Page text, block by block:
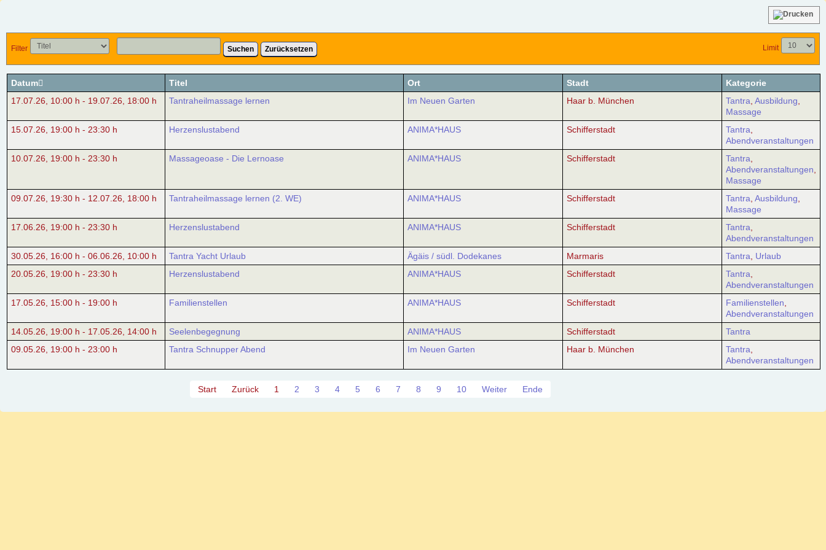
Filter Suchen Zurücksetzen Limit
Datum Titel Ort Stadt
Kategorie
17.07.26
10:00 h - 19.07.26 18:00 h Tantraheilmassage lernen Im Neuen Garten Haar b. München Tantra Ausbildung
Massage
15.07.26
19:00 h - 23:30 h Herzenslustabend ANIMA*HAUS Schifferstadt Tantra
Abendveranstaltungen
10.07.26
19:00 h - 23:30 h Massageoase - Die Lernoase ANIMA*HAUS Schifferstadt Tantra
Abendveranstaltungen
Massage
09.07.26
19:30 h - 12.07.26 18:00 h Tantraheilmassage lernen (2. WE) ANIMA*HAUS Schifferstadt Tantra Ausbildung
Massage
17.06.26
19:00 h - 23:30 h Herzenslustabend ANIMA*HAUS Schifferstadt Tantra
Abendveranstaltungen
30.05.26
16:00 h - 06.06.26 10:00 h Tantra Yacht Urlaub Ägäis / südl. Dodekanes Marmaris Tantra
Urlaub
20.05.26
19:00 h - 23:30 h Herzenslustabend ANIMA*HAUS Schifferstadt Tantra
Abendveranstaltungen
17.05.26
15:00 h - 19:00 h Familienstellen ANIMA*HAUS Schifferstadt Familienstellen
Abendveranstaltungen
14.05.26
19:00 h - 17.05.26 14:00 h Seelenbegegnung ANIMA*HAUS Schifferstadt
Tantra
09.05.26
19:00 h - 23:00 h Tantra Schnupper Abend Im Neuen Garten Haar b. München Tantra
Abendveranstaltungen
Start Zurück 1 2 3 4 5 6 7 8 9 10 Weiter Ende